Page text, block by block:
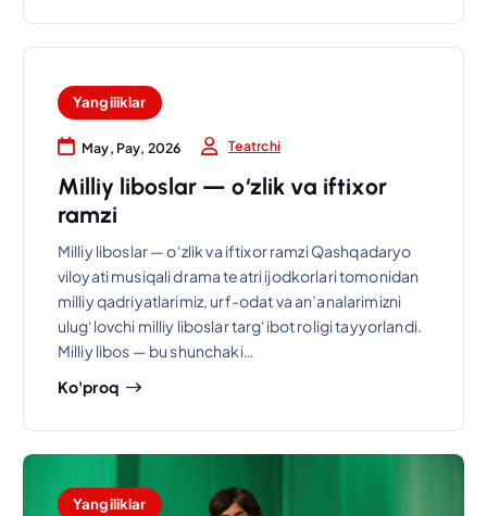
Yangiliklar
May, Pay, 2026 Teatrchi
Milliy liboslar — o‘zlik va iftixor
ramzi
Milliy liboslar — o‘zlik va iftixor ramzi Qashqadaryo
viloyati musiqali drama teatri ijodkorlari tomonidan
milliy qadriyatlarimiz, urf-odat va an’analarimizni
ulug‘lovchi milliy liboslar targ‘ibot roligi tayyorlandi.
Milliy libos — bu shunchaki…
Ko'proq
Yangiliklar